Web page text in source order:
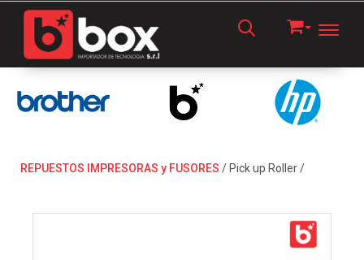
REPUESTOS IMPRESORAS y FUSORES / Pick up Roller/